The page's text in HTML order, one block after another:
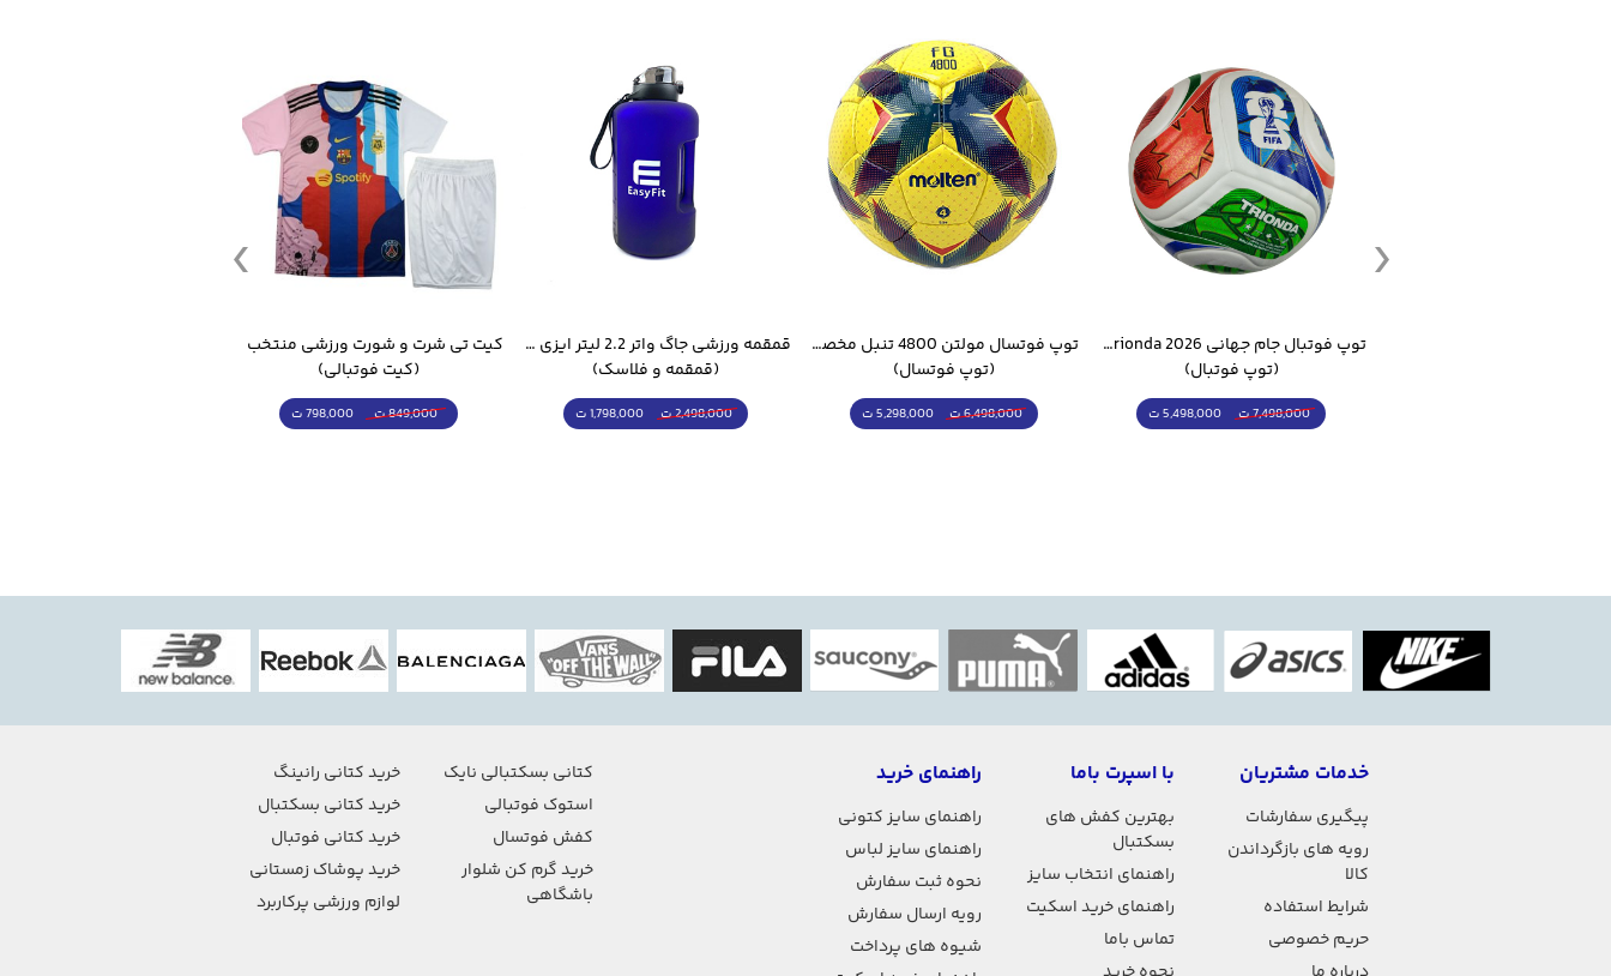
توپ فوتبال جام جهانی 2026 Trionda مشابه اورجینال
(توپ فوتبال)
7,498,000 ت 5,498,000 ت
توپ فوتسال مولتن 4800 تنبل مخصوص سالن
(توپ فوتسال)
6,498,000 ت 5,298,000 ت
قمقمه ورزشی جاگ واتر 2.2 لیتر ایزی فیت
(قمقمه و فلاسک)
2,498,000 ت 1,798,000 ت
(کیت فوتبالی)
849,000 ت 798,000 ت
خدمات مشتریان
پیگیری سفارشات
رویه های بازگرداندن
کالا
شرایط استفاده
حریم خصوصی
با اسپرت باما
بهترین کفش های
بسکتبال
راهنمای انتخاب سایز
راهنمای خرید اسکیت
تماس باما
راهنمای خرید
راهنمای سایز کتونی
راهنمای سایز لباس
نحوه ثبت سفارش
رویه ارسال سفارش
شیوه های پرداخت
کتانی بسکتبالی نایک
استوک فوتبالی
کفش فوتسال
خرید گرم کن شلوار
باشگاهی
خرید کتانی رانینگ
خرید کتانی بسکتبال
خرید کتانی فوتبال
خرید پوشاک زمستانی
لوازم ورزشی پرکاربرد